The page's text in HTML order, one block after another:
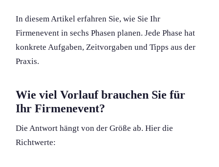
In diesem Artikel erfahren Sie, wie Sie Ihr
Firmenevent in sechs Phasen planen. Jede Phase hat
konkrete Aufgaben, Zeitvorgaben und Tipps aus der
Praxis.
Wie viel Vorlauf brauchen Sie für
Ihr Firmenevent?
Die Antwort hängt von der Größe ab. Hier die
Richtwerte: